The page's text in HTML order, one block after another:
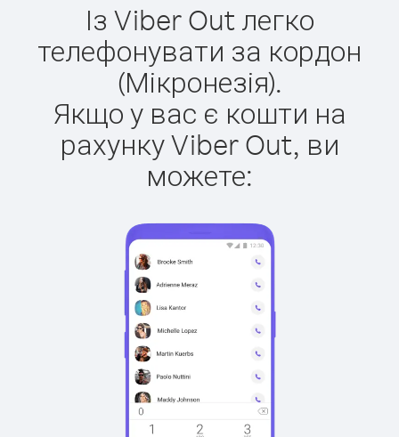
Із Viber Out легко
телефонувати за кордон
(Мікронезія).
Якщо у вас є кошти на
рахунку Viber Out, ви
можете: